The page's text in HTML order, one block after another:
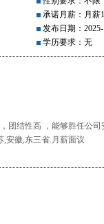
承诺月薪：月薪
发布日期：
学历要求：无
团结性高 ，能够胜任公
,安徽,东三省.月薪面议